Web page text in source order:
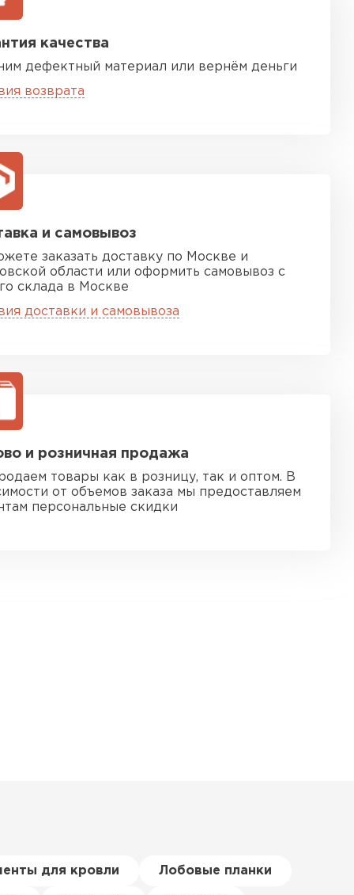
качества
дефектный материал или вернём деньги
возврата
и самовывоз
заказать доставку по Москве и
области или оформить самовывоз с
склада в Москве
доставки и самовывоза
и розничная продажа
товары как в розницу, так и оптом. В
от объемов заказа мы предоставляем
персональные скидки
для кровли Лобовые планки
черепица